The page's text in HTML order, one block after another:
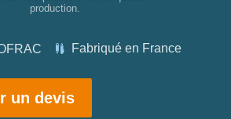
production.
 Fabriqué en France
un devis